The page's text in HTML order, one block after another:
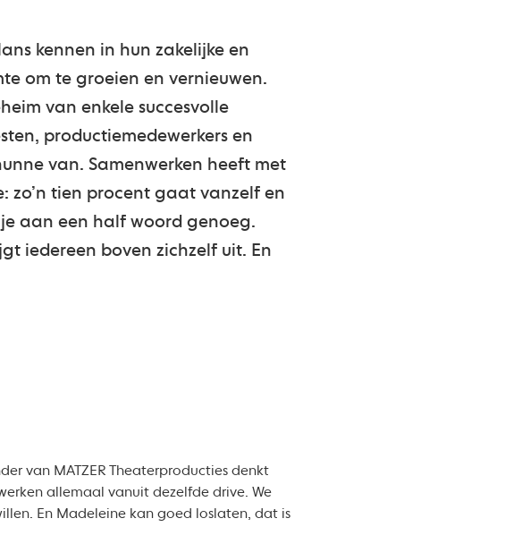
kennen in hun zakelijke en
om te groeien en vernieuwen.
van enkele succesvolle
productiemedewerkers en
van. Samenwerken heeft met
zo’n tien procent gaat vanzelf en
je aan een half woord genoeg.
iedereen boven zichzelf uit. En
van MATZER Theaterproducties denkt
allemaal vanuit dezelfde drive. We
En Madeleine kan goed loslaten, dat is